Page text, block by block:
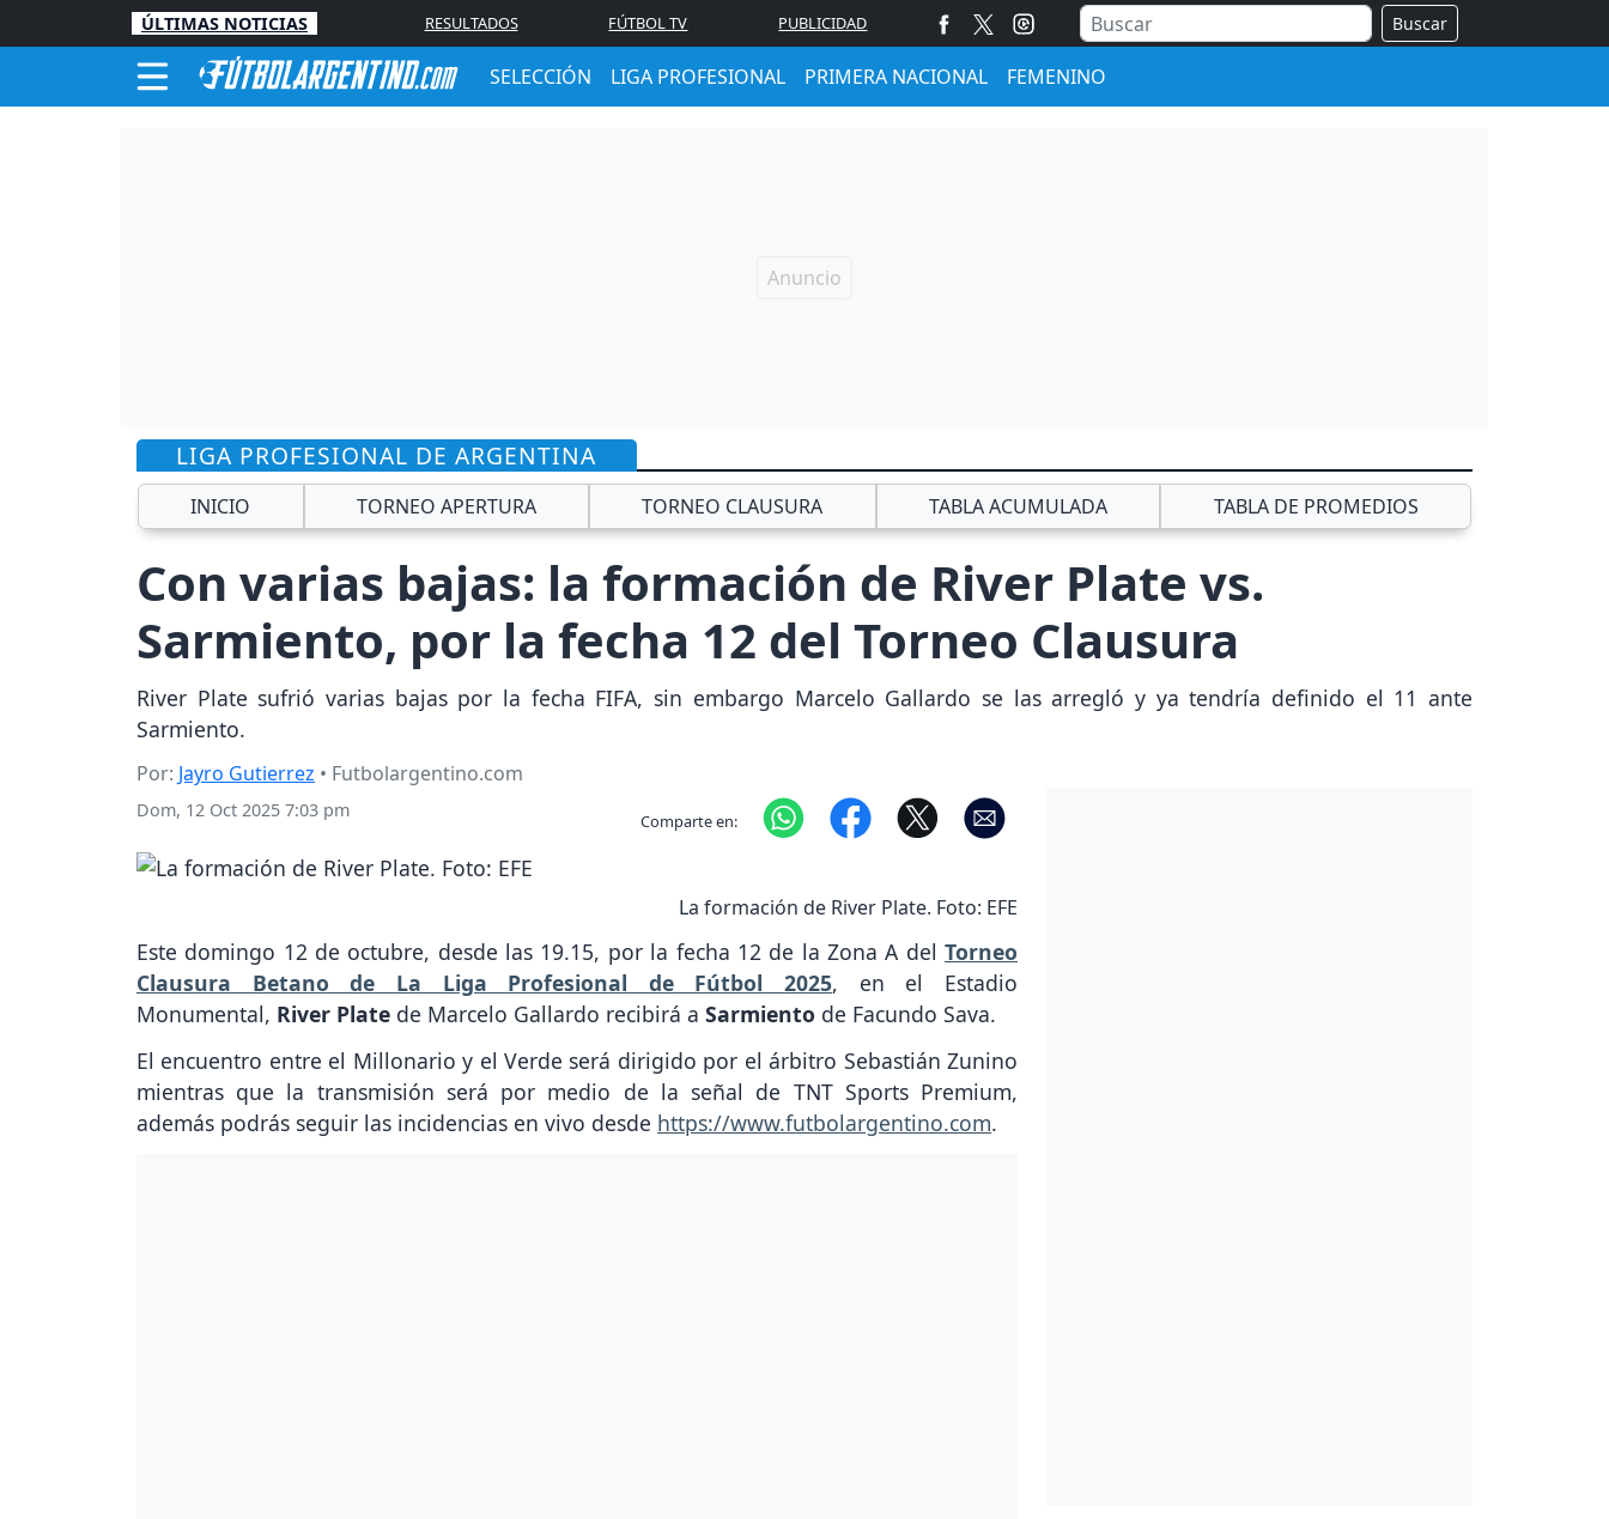
ÚLTIMAS NOTICIAS RESULTADOS FÚTBOL TV PUBLICIDAD Buscar
SELECCIÓN LIGA PROFESIONAL PRIMERA NACIONAL FEMENINO
LIGA PROFESIONAL DE ARGENTINA
INICIO TORNEO APERTURA TORNEO CLAUSURA TABLA ACUMULADA TABLA DE PROMEDIOS
Con varias bajas: la formación de River Plate vs.
Sarmiento, por la fecha 12 del Torneo Clausura
River Plate sufrió varias bajas por la fecha FIFA, sin embargo Marcelo Gallardo se las arregló y ya tendría definido el 11 ante
Sarmiento.
Por: Jayro Gutierrez • Futbolargentino.com
Dom, 12 Oct 2025 7:03 pm Comparte en:
La formación de River Plate. Foto: EFE
Este domingo 12 de octubre, desde las 19.15, por la fecha 12 de la Zona A del Torneo
Clausura Betano de La Liga Profesional de Fútbol 2025, en el Estadio
Monumental, River Plate de Marcelo Gallardo recibirá a Sarmiento de Facundo Sava.
El encuentro entre el Millonario y el Verde será dirigido por el árbitro Sebastián Zunino
mientras que la transmisión será por medio de la señal de TNT Sports Premium,
además podrás seguir las incidencias en vivo desde https://www.futbolargentino.com.